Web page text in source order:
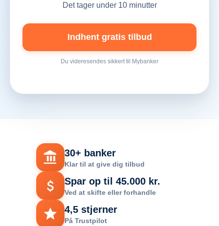
Det tager under 10 minutter
Indhent gratis tilbud
Du videresendes sikkert til Mybanker
30+ banker
Klar til at give dig tilbud
Spar op til 45.000 kr.
Ved at skifte eller forhandle
4,5 stjerner
På Trustpilot